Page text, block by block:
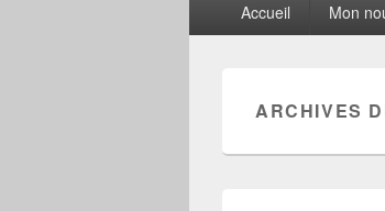
principalAccueil Mon
ARCHIVES